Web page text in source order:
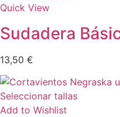
Quick View
Sudadera
13,50 €
Seleccionar tallas
Add to Wishlist